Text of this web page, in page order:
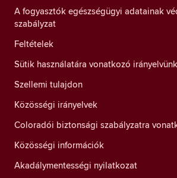
A fogyasztók egészségügyi adatainak
szabályzat
Feltételek
Sütik használatára vonatkozó irányelvünk
Szellemi tulajdon
Közösségi irányelvek
Coloradói biztonsági szabályzatra
Közösségi információk
Akadálymentességi nyilatkozat